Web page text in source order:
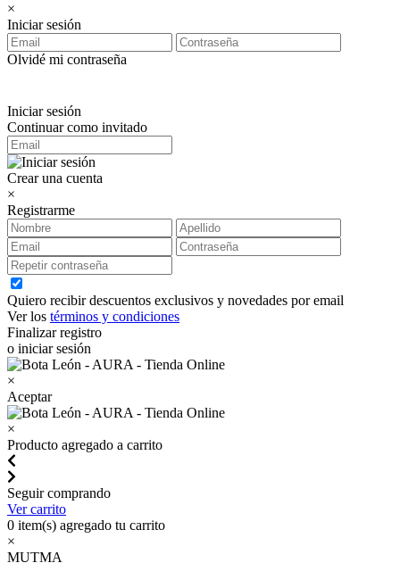
×
Iniciar sesión
Olvidé mi contraseña
Iniciar sesión
Continuar como invitado
Crear una cuenta
×
Registrarme
Quiero recibir descuentos exclusivos y novedades por email
Ver los términos y condiciones
Finalizar registro
o iniciar sesión
×
Aceptar
×
Producto agregado a carrito
Seguir comprando
Ver carrito
0 item(s) agregado tu carrito
×
MUTMA